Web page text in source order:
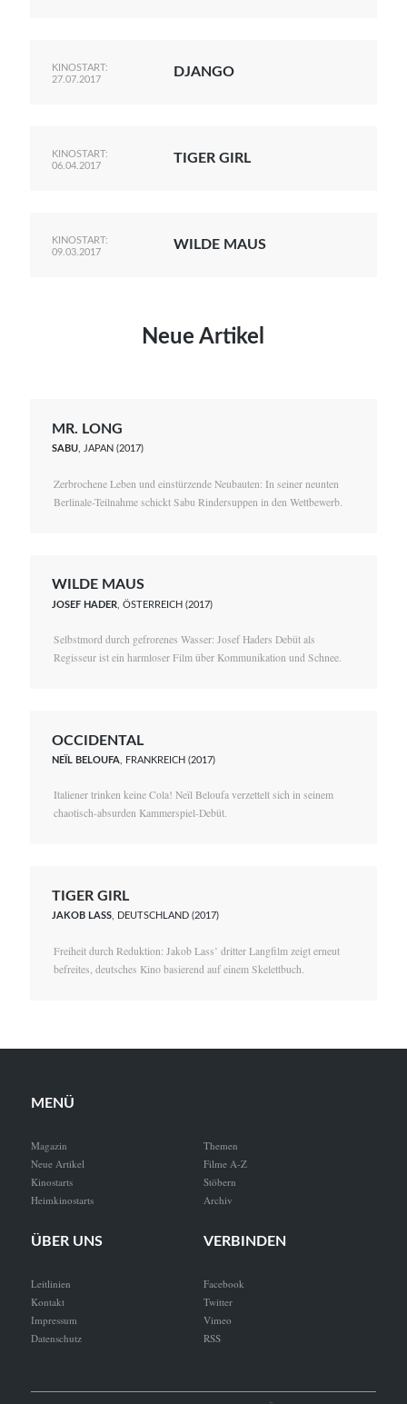
KINOSTART:
27.07.2017
DJANGO
KINOSTART:
06.04.2017
TIGER GIRL
KINOSTART:
09.03.2017
WILDE MAUS
Neue Artikel
MR. LONG
SABU, JAPAN (2017)
Zerbrochene Leben und einstürzende Neubauten: In seiner neunten
Berlinale-Teilnahme schickt Sabu Rindersuppen in den Wettbewerb.
WILDE MAUS
JOSEF HADER , ÖSTERREICH (2017)
Selbstmord durch gefrorenes Wasser: Josef Haders Debüt als
Regisseur ist ein harmloser Film über Kommunikation und Schnee.
OCCIDENTAL
NEÏL BELOUFA , FRANKREICH (2017)
Italiener trinken keine Cola! Neïl Beloufa verzettelt sich in seinem
chaotisch-absurden Kammerspiel-Debüt.
TIGER GIRL
JAKOB LASS, DEUTSCHLAND (2017)
Freiheit durch Reduktion: Jakob Lass’ dritter Langfilm zeigt erneut
befreites, deutsches Kino basierend auf einem Skelettbuch.
MENÜ
Magazin
Neue Artikel
Kinostarts
Heimkinostarts
Themen
Filme A-Z
Stöbern
Archiv
ÜBER UNS
Leitlinien
Kontakt
Impressum
Datenschutz
VERBINDEN
Facebook
Twitter
Vimeo
RSS